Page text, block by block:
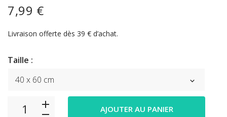
7,99 €
Livraison offerte dès 39 € d’achat.
Taille :
AJOUTER AU PANIER